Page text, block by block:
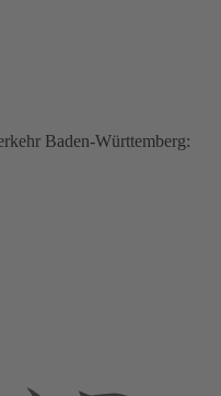
Baden-Württemberg: